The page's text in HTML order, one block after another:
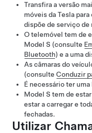
Transfira a versão
móveis da Tesla
dispõe de serviço de
O telemóvel tem de
Model S (consulte
Bluetooth) e a uma
As câmaras do
(consulte Conduzir
É necessário ter
Model S tem de
estar a carregar e
fechadas.
Utilizar